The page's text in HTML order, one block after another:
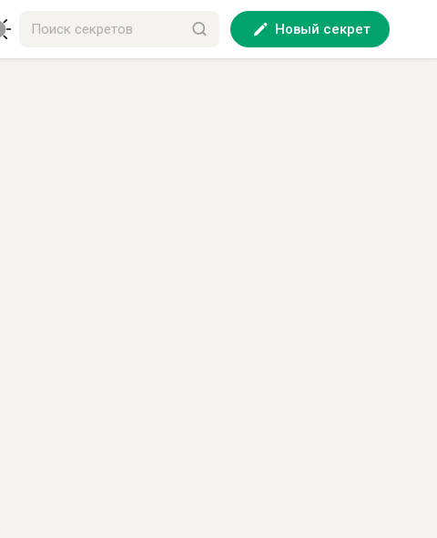
Новый секрет